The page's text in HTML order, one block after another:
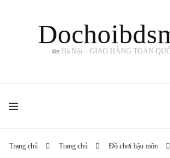
🏡 Hà Nội – GIAO HÀNG TOÀN
Trang chủ Trang chủ Đồ chơi hậu môn